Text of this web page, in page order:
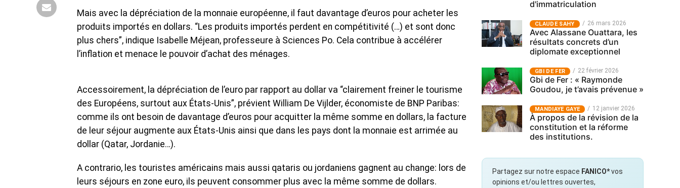
Mais avec la dépréciation de la monnaie européenne, il faut davantage d’euros pour acheter les
produits importés en dollars. “Les produits importés perdent en compétitivité (…) et sont donc
plus chers”, indique Isabelle Méjean, professeure à Sciences Po. Cela contribue à accélérer
l’inflation et menace le pouvoir d’achat des ménages.
Accessoirement, la dépréciation de l’euro par rapport au dollar va “clairement freiner le tourisme
des Européens, surtout aux États-Unis”, prévient William De Vijlder, économiste de BNP Paribas:
comme ils ont besoin de davantage d’euros pour acquitter la même somme en dollars, la facture
de leur séjour augmente aux États-Unis ainsi que dans les pays dont la monnaie est arrimée au
dollar (Qatar, Jordanie…).
A contrario, les touristes américains mais aussi qataris ou jordaniens gagnent au change: lors de
leurs séjours en zone euro, ils peuvent consommer plus avec la même somme de dollars.
d'immatriculation
CLAUDE SAHY 26 mars 2026
Avec Alassane Ouattara, les
résultats concrets d’un
diplomate exceptionnel
GBI DE FER 22 février 2026
Gbi de Fer : « Raymonde
Goudou, je t’avais prévenue »
MANDIAYE GAYE 12 janvier 2026
À propos de la révision de la
constitution et la réforme
des institutions.
Partagez sur notre espace FANICO*vos
opinions et/ou lettres ouvertes,